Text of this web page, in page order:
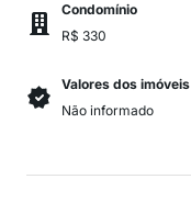
Condomínio
R$ 330
Valores dos imóveis
Não informado